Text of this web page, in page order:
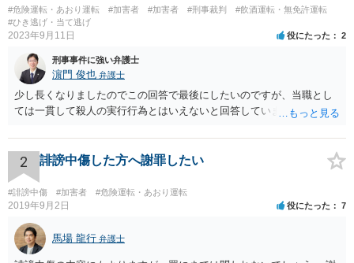
#危険運転・あおり運転 #加害者 #加害者 #刑事裁判
#飲酒運転・無免許運転
#ひき逃げ・当て逃げ
2023年9月11日 役にたった 2
刑事事件に強い弁護士
濵門 俊也 弁護士
少し長くなりましたのでこの回答で最後にしたいのですが、当職とし
ては一貫して殺人の実行行為とはいえないと回答しています。
2 誹謗中傷した方へ謝罪したい
#誹謗中傷 #加害者 #危険運転・あおり運転
2019年9月2日 役にたった 7
馬場 龍行 弁護士